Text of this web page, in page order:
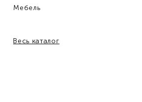
Мебель
Весь каталог